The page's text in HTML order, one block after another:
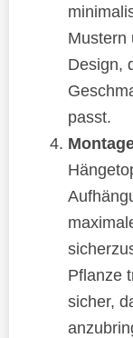
Mustern
Design,
passt.
Pflanze
sicher,